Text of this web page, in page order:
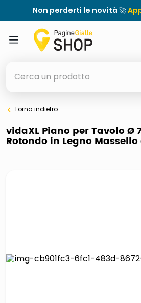
Non perderti le novità 🚀
elenchi telefonici
orologio parete
Torna indietro
vidaXL Piano per Tavolo Ø
Rotondo in Legno